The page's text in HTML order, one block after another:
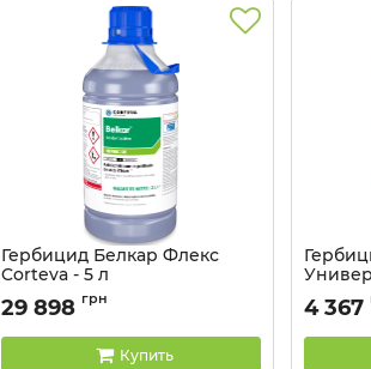
Гербицид Белкар Флекс
Corteva - 5 л
Артикул: 11010029
29 898 грн
Купить
Артикул:
4 367